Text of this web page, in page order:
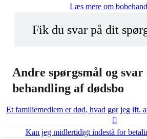
Læs mere om
Fik du svar på dit
vi kan
Andre spørgsmål og svar
behandling af dødsbo
Et familiemedlem er død, hvad gør jeg ift.
Kan jeg midlertidigt indestå for